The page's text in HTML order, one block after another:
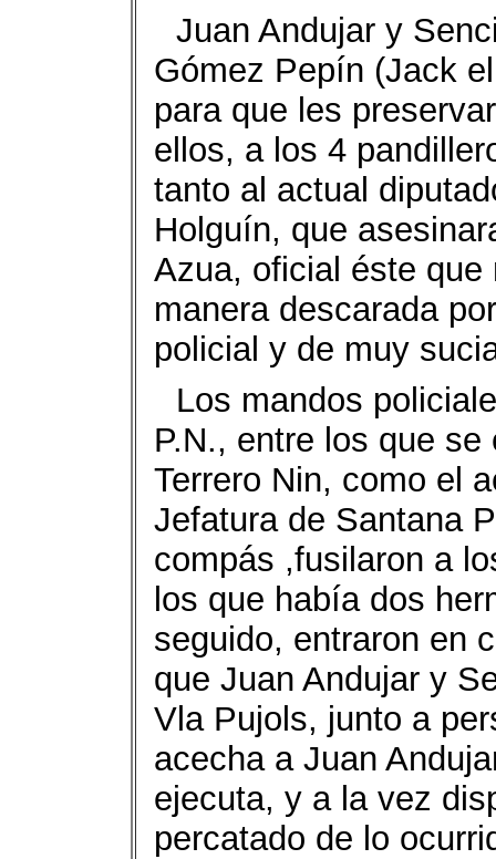
Juan Andujar y
Gómez Pepín (Jack
para que les
ellos, a los 4
tanto al actual
Holguín, que
Azua, oficial éste que
manera descarada
policial y de muy
Los mandos
P.N., entre los que
Terrero Nin, como el
Jefatura de Santana
compás ,fusilaron a
los que había dos
seguido, entraron en
que Juan Andujar y
Vla Pujols, junto a
acecha a Juan
ejecuta, y a la vez
percatado de lo